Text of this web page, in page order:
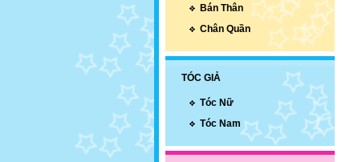
Bán Thân
Chân Quần
TÓC GIẢ
Tóc Nữ
Tóc Nam